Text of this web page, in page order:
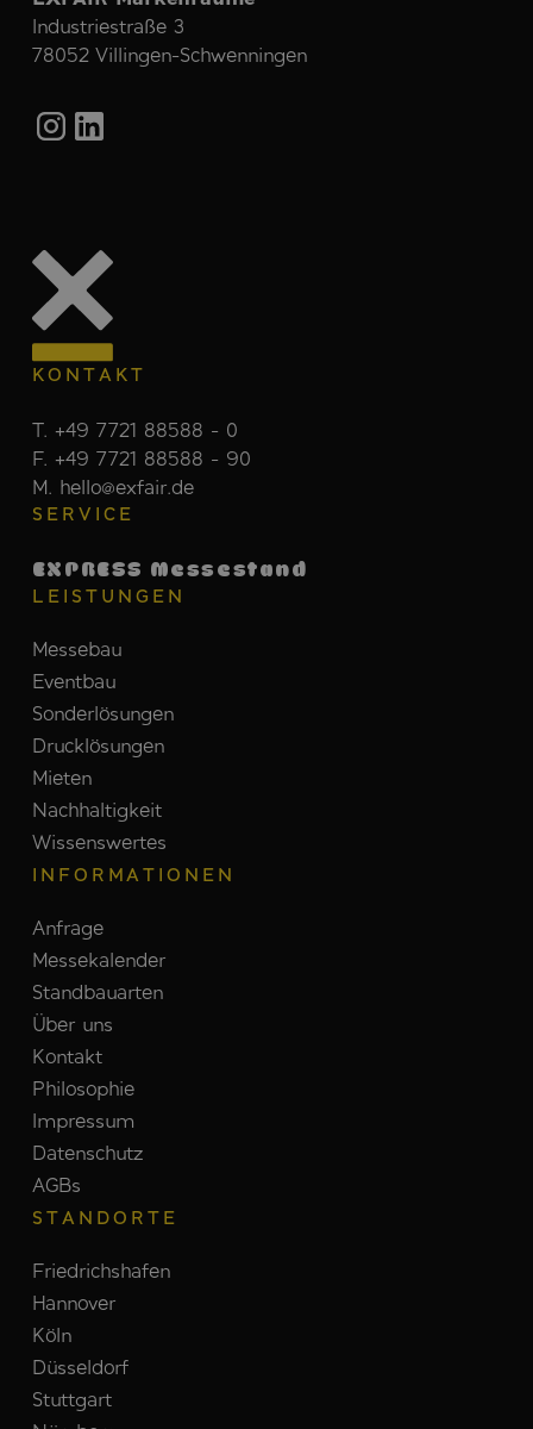
Industriestraße 3
78052 Villingen-Schwenningen
KONTAKT
T. +49 7721 88588 - 0
F. +49 7721 88588 - 90
M. hello@exfair.de
SERVICE
EXPRESS Messestand
LEISTUNGEN
Messebau
Eventbau
Sonderlösungen
Drucklösungen
Mieten
Nachhaltigkeit
Wissenswertes
INFORMATIONEN
Anfrage
Messekalender
Standbauarten
Über uns
Kontakt
Philosophie
Impressum
Datenschutz
AGBs
STANDORTE
Friedrichshafen
Hannover
Köln
Düsseldorf
Stuttgart